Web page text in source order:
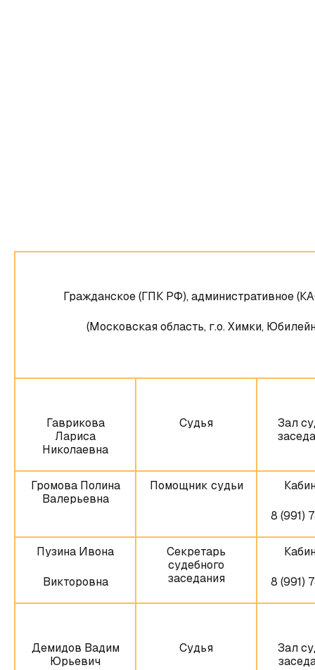
Гражданское (ГПК РФ), административное
(Московская область, г.о. Химки,
Гаврикова
Лариса
Николаевна
Судья
Зал
Громова Полина
Валерьевна
Помощник судьи
8 (991)
Пузина Ивона
Викторовна
Секретарь
судебного
заседания
8 (991)
Демидов Вадим
Юрьевич
Судья
Зал